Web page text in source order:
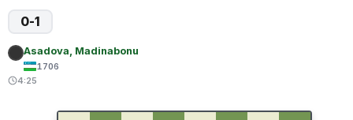
0-1
Asadova, Madinabonu
1706
4:25